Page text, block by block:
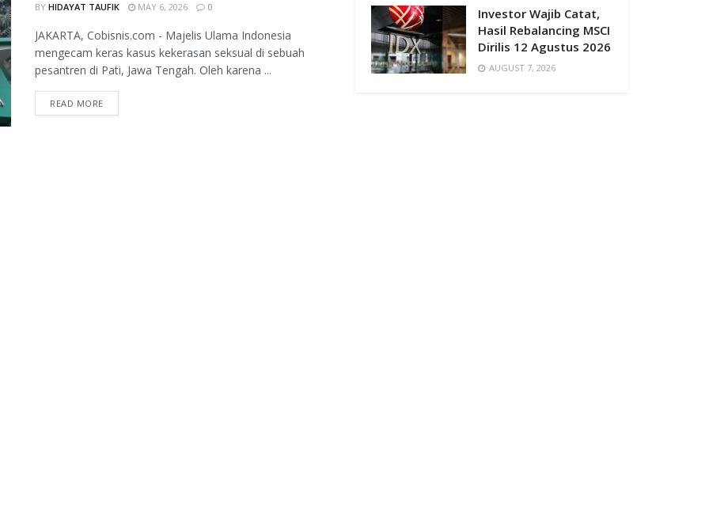
BY HIDAYAT TAUFIK MAY 6, 2026 0
JAKARTA, Cobisnis.com - Majelis Ulama Indonesia
mengecam keras kasus kekerasan seksual di sebuah
pesantren di Pati, Jawa Tengah. Oleh karena ...
READ MORE
Investor Wajib Catat,
Hasil Rebalancing MSCI
Dirilis 12 Agustus 2026
AUGUST 7, 2026